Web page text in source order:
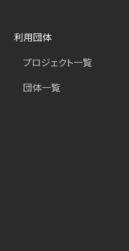
利用団体
プロジェクト一覧
団体一覧